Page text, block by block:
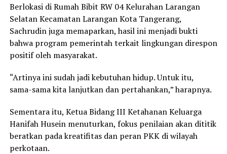
Berlokasi di Rumah Bibit RW 04 Kelurahan Larangan
Selatan Kecamatan Larangan Kota Tangerang,
Sachrudin juga memaparkan, hasil ini menjadi bukti
bahwa program pemerintah terkait lingkungan direspon
positif oleh masyarakat.
“Artinya ini sudah jadi kebutuhan hidup. Untuk itu,
sama-sama kita lanjutkan dan pertahankan,” harapnya.
Sementara itu, Ketua Bidang III Ketahanan Keluarga
Hanifah Husein menuturkan, fokus penilaian akan dititik
beratkan pada kreatifitas dan peran PKK di wilayah
perkotaan.